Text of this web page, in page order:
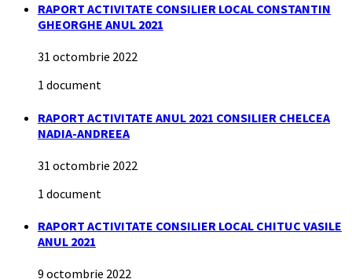
RAPORT ACTIVITATE CONSILIER LOCAL CONSTANTIN
GHEORGHE ANUL 2021
31 octombrie 2022
1 document
RAPORT ACTIVITATE ANUL 2021 CONSILIER CHELCEA
NADIA-ANDREEA
31 octombrie 2022
1 document
RAPORT ACTIVITATE CONSILIER LOCAL CHITUC VASILE
ANUL 2021
9 octombrie 2022